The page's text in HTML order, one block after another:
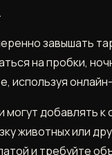
завышать
на пробки,
используя
добавлять
животных или
и требуйте